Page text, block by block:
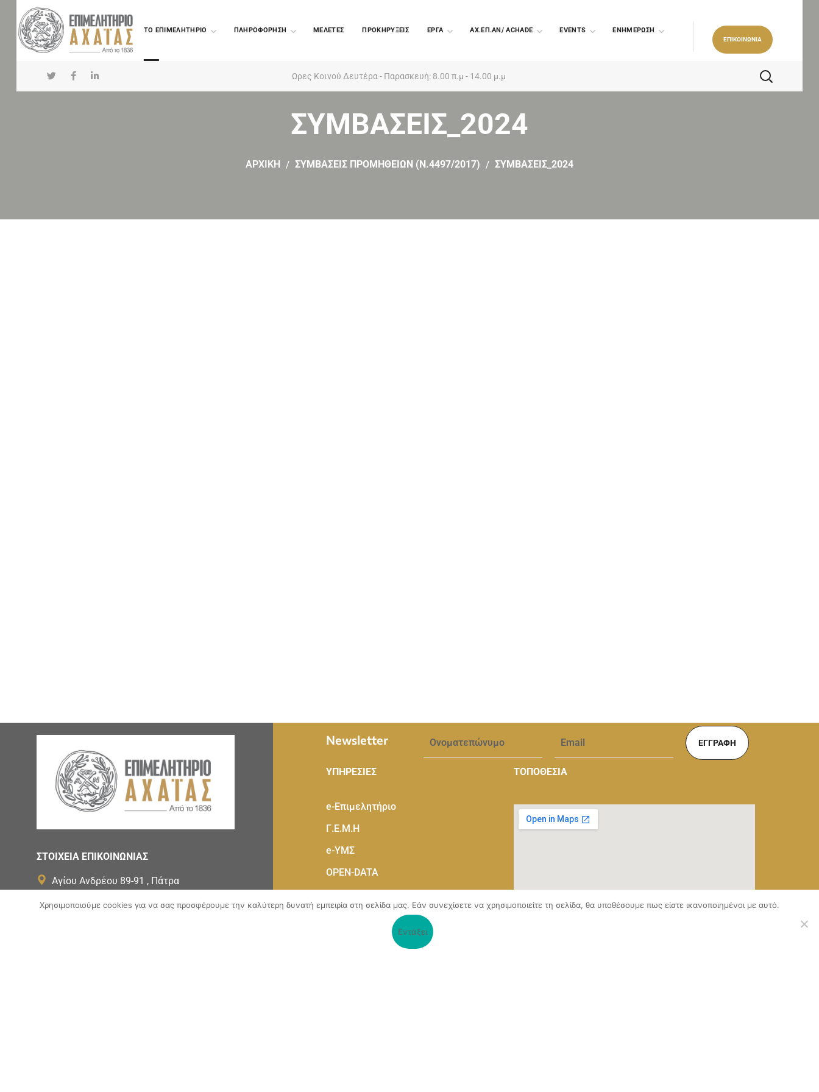
TO ΕΠΙΜΕΛΗΤΗΡΙΟ ΠΛΗΡΟΦΟΡΗΣΗ ΜΕΛΕΤΕΣ ΠΡΟΚΗΡΥΞΕΙΣ EΡΓΑ ΑΧ.ΕΠ.ΑΝ/ ACHADE EVENTS ΕΝΗΜΕΡΩΣΗ
ΕΠΙΚΟΙΝΩΝΙΑ
Ωρες Κοινού Δευτέρα - Παρασκευή: 8.00 π.μ - 14.00 μ.μ
ΣΥΜΒΑΣΕΙΣ_2024
ΑΡΧΙΚΗ ΣΥΜΒΑΣΕΙΣ ΠΡΟΜΗΘΕΙΩΝ (Ν.4497/2017) ΣΥΜΒΑΣΕΙΣ_2024
ΣΤΟΙΧΕΙΑ ΕΠΙΚΟΙΝΩΝΙΑΣ
Αγίου Ανδρέου 89-91 , Πάτρα
2610277779
Newsletter ΕΓΓΡΑΦΉ
ΥΠΗΡΕΣΙΕΣ
e-Eπιμελητήριο
Γ.Ε.Μ.Η
e-ΥΜΣ
OPEN-DATA
ΤΟΠΟΘΕΣΙΑ
Χρησιμοποιούμε cookies για να σας προσφέρουμε την καλύτερη δυνατή εμπειρία στη σελίδα μας. Εάν συνεχίσετε να χρησιμοποιείτε τη σελίδα, θα υποθέσουμε πως είστε ικανοποιημένοι με αυτό.
Εντάξει